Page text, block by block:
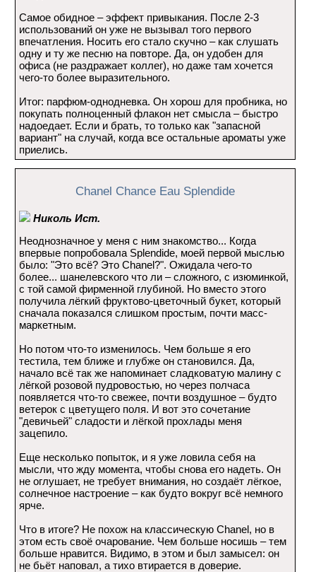
Самое обидное – эффект привыкания. После 2-3
использований он уже не вызывал того первого
впечатления. Носить его стало скучно – как слушать
одну и ту же песню на повторе. Да, он удобен для
офиса (не раздражает коллег), но даже там хочется
чего-то более выразительного.
Итог: парфюм-однодневка. Он хорош для пробника, но
покупать полноценный флакон нет смысла – быстро
надоедает. Если и брать, то только как "запасной
вариант" на случай, когда все остальные ароматы уже
приелись.
Chanel Chance Eau Splendide
Николь Ист.
Неоднозначное у меня с ним знакомство... Когда
впервые попробовала Splendide, моей первой мыслью
было: "Это всё? Это Chanel?". Ожидала чего-то
более... шанелевского что ли – сложного, с изюминкой,
с той самой фирменной глубиной. Но вместо этого
получила лёгкий фруктово-цветочный букет, который
сначала показался слишком простым, почти масс-
маркетным.
Но потом что-то изменилось. Чем больше я его
тестила, тем ближе и глубже он становился. Да,
начало всё так же напоминает сладковатую малину с
лёгкой розовой пудровостью, но через полчаса
появляется что-то свежее, почти воздушное – будто
ветерок с цветущего поля. И вот это сочетание
"девичьей" сладости и лёгкой прохлады меня
зацепило.
Еще несколько попыток, и я уже ловила себя на
мысли, что жду момента, чтобы снова его надеть. Он
не оглушает, не требует внимания, но создаёт лёгкое,
солнечное настроение – как будто вокруг всё немного
ярче.
Что в итоге? Не похож на классическую Chanel, но в
этом есть своё очарование. Чем больше носишь – тем
больше нравится. Видимо, в этом и был замысел: он
не бьёт наповал, а тихо втирается в доверие.